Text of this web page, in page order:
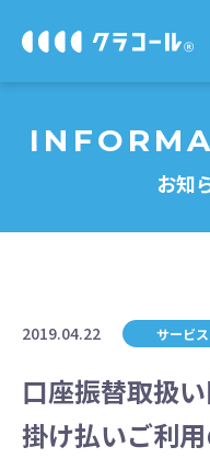
お知
2019.04.22 サービス
口座振替取扱
掛け払いご利用